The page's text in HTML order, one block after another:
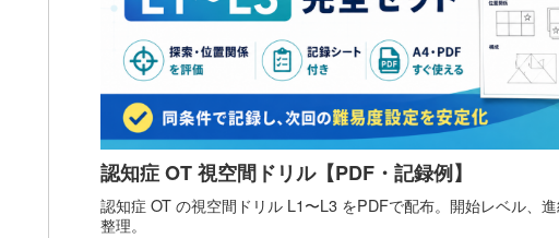
認知症 OT 視空間ドリル【PDF・記録例】
認知症 OT の視空間ドリル L1〜L3 をPDFで配布。開始レベル、
整理。